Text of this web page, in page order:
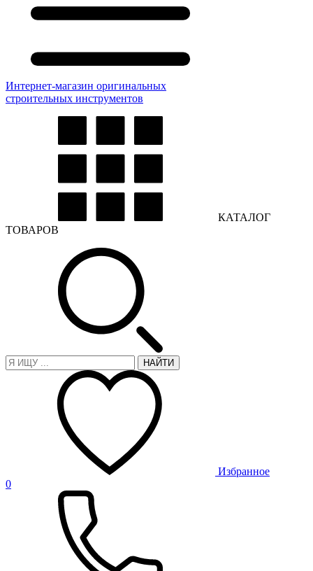
Интернет-магазин оригинальных
строительных инструментов
КАТАЛОГ
ТОВАРОВ
НАЙТИ
Избранное
0